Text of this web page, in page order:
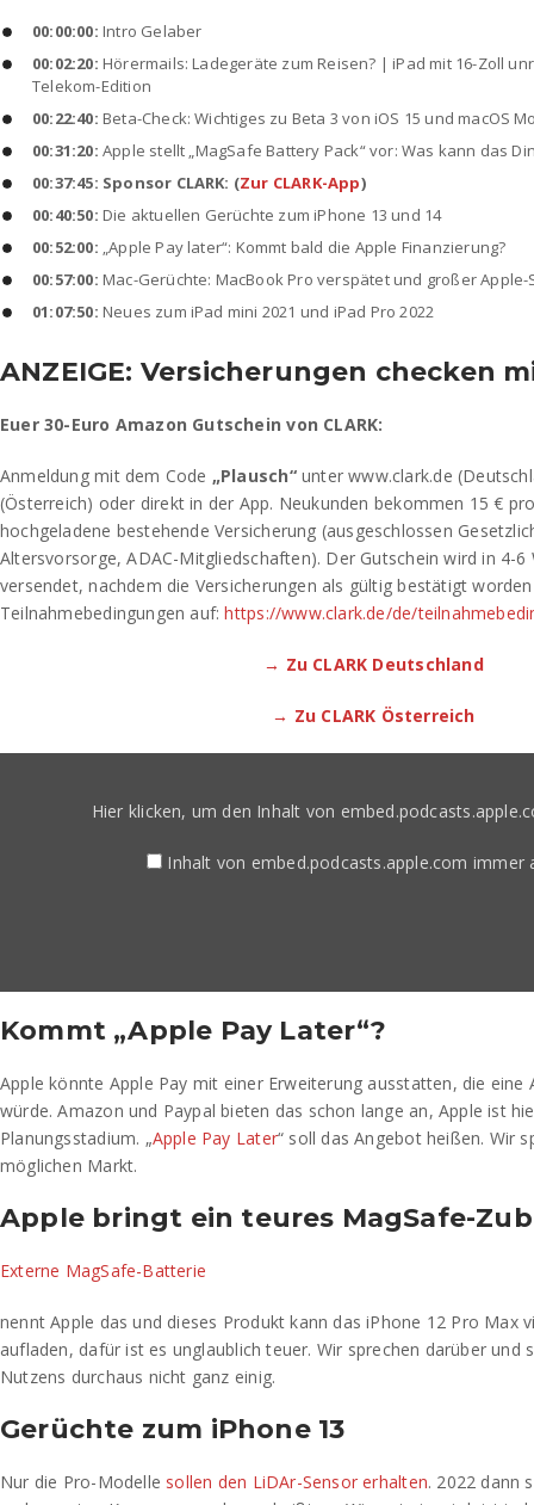
00:00:00: Intro Gelaber
00:02:20: Hörermails: Ladegeräte zum Reisen? | iPad mit 16-Zoll
Telekom-Edition
00:22:40: Beta-Check: Wichtiges zu Beta 3 von iOS 15 und macOS
00:31:20: Apple stellt „MagSafe Battery Pack“ vor: Was kann das
00:37:45: Sponsor CLARK: (Zur CLARK-App)
00:40:50: Die aktuellen Gerüchte zum iPhone 13 und 14
00:52:00: „Apple Pay later“: Kommt bald die Apple Finanzierung?
00:57:00: Mac-Gerüchte: MacBook Pro verspätet und großer Apple-
01:07:50: Neues zum iPad mini 2021 und iPad Pro 2022
ANZEIGE: Versicherungen checken
Euer 30-Euro Amazon Gutschein von CLARK:
Anmeldung mit dem Code „Plausch“unter www.clark.de
(Österreich) oder direkt in der App. Neukunden bekommen 15 €
hochgeladene bestehende Versicherung (ausgeschlossen
Altersvorsorge, ADAC-Mitgliedschaften). Der Gutschein wird in 4-6
versendet, nachdem die Versicherungen als gültig bestätigt
Teilnahmebedingungen auf:https://www.clark.de/de/
→ Zu CLARK Deutschland
→ Zu CLARK Österreich
Hier klicken, um den Inhalt von
Inhalt von embed.podcasts.apple.com immer
Kommt „Apple Pay Later“?
Apple könnte Apple Pay mit einer Erweiterung ausstatten, die eine
würde. Amazon und Paypal bieten das schon lange an, Apple ist
Planungsstadium. „Apple Pay Later“ soll das Angebot heißen. Wir
möglichen Markt.
Apple bringt ein teures MagSafe-
Externe MagSafe-Batterie
nennt Apple das und dieses Produkt kann das iPhone 12 Pro Max
aufladen, dafür ist es unglaublich teuer. Wir sprechen darüber und
Nutzens durchaus nicht ganz einig.
Gerüchte zum iPhone 13
Nur die Pro-Modelle sollen den LiDAr-Sensor erhalten. 2022 dann